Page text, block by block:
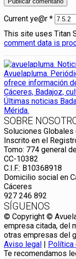
Current ye@r *
This site uses Titan
comment data is
SOBRE
Soluciones Globales
Inscrito en el
Tomo: 774 general
CC-10382
C.I.F.: B10368918
Domicilio social en
Cáceres
927 246 892
SÍGUENOS
© Copyright ©
empresa citada, del
otras empresas del
Aviso legal | Política
Te recomendamos